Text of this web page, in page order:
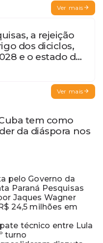
Ver mais
a rejeição
dos diciclos,
e o estado de
Ver mais
tem como
da diáspora nos
pelo Governo da
Paraná Pesquisas
Jaques Wagner
24,5 milhões em
técnico entre Lula
turno